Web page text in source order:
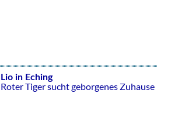
Lio in Eching
Roter Tiger sucht geborgenes Zuhause